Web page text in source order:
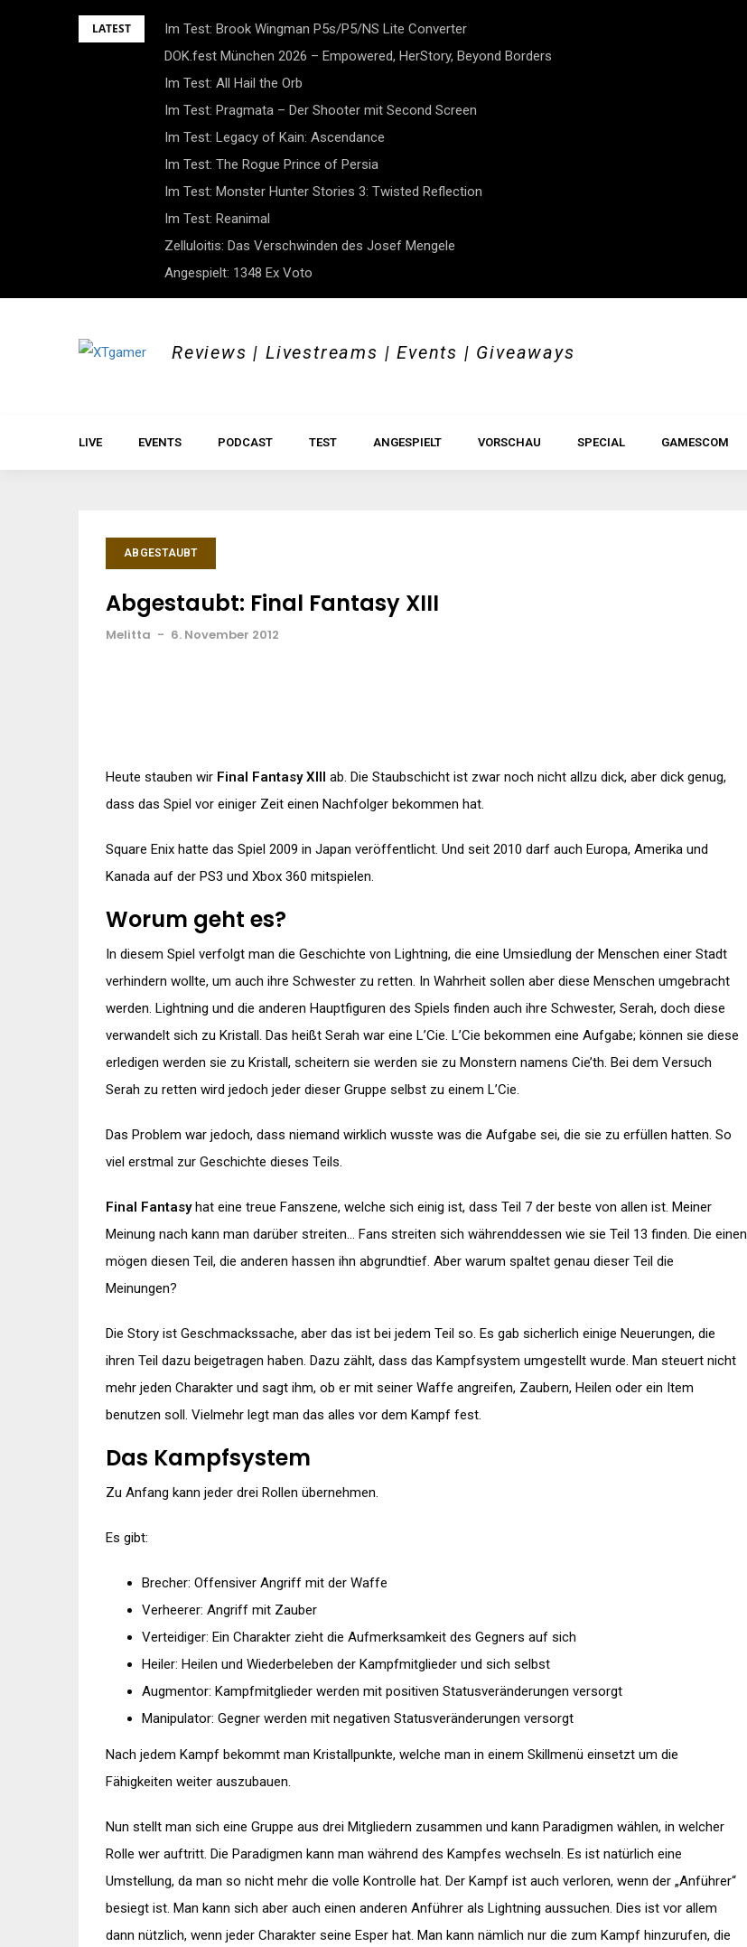
LATEST
Im Test: Brook Wingman P5s/P5/NS Lite Converter
DOK.fest München 2026 – Empowered, HerStory, Beyond Borders
Im Test: All Hail the Orb
Im Test: Pragmata – Der Shooter mit Second Screen
Im Test: Legacy of Kain: Ascendance
Im Test: The Rogue Prince of Persia
Im Test: Monster Hunter Stories 3: Twisted Reflection
Im Test: Reanimal
Zelluloitis: Das Verschwinden des Josef Mengele
Angespielt: 1348 Ex Voto
Reviews | Livestreams | Events | Giveaways
LIVE EVENTS PODCAST TEST ANGESPIELT VORSCHAU SPECIAL GAMESCOM
ABGESTAUBT
Abgestaubt: Final Fantasy XIII
Melitta - 6. November 2012
Heute stauben wir Final Fantasy XIII ab. Die Staubschicht ist zwar noch nicht allzu dick, aber dick genug,
dass das Spiel vor einiger Zeit einen Nachfolger bekommen hat.
Square Enix hatte das Spiel 2009 in Japan veröffentlicht. Und seit 2010 darf auch Europa, Amerika und
Kanada auf der PS3 und Xbox 360 mitspielen.
Worum geht es?
In diesem Spiel verfolgt man die Geschichte von Lightning, die eine Umsiedlung der Menschen einer Stadt
verhindern wollte, um auch ihre Schwester zu retten. In Wahrheit sollen aber diese Menschen umgebracht
werden. Lightning und die anderen Hauptfiguren des Spiels finden auch ihre Schwester, Serah, doch diese
verwandelt sich zu Kristall. Das heißt Serah war eine L’Cie. L’Cie bekommen eine Aufgabe; können sie diese
erledigen werden sie zu Kristall, scheitern sie werden sie zu Monstern namens Cie’th. Bei dem Versuch
Serah zu retten wird jedoch jeder dieser Gruppe selbst zu einem L’Cie.
Das Problem war jedoch, dass niemand wirklich wusste was die Aufgabe sei, die sie zu erfüllen hatten. So
viel erstmal zur Geschichte dieses Teils.
Final Fantasyhat eine treue Fanszene, welche sich einig ist, dass Teil 7 der beste von allen ist. Meiner
Meinung nach kann man darüber streiten… Fans streiten sich währenddessen wie sie Teil 13 finden. Die einen
mögen diesen Teil, die anderen hassen ihn abgrundtief. Aber warum spaltet genau dieser Teil die
Meinungen?
Die Story ist Geschmackssache, aber das ist bei jedem Teil so. Es gab sicherlich einige Neuerungen, die
ihren Teil dazu beigetragen haben. Dazu zählt, dass das Kampfsystem umgestellt wurde. Man steuert nicht
mehr jeden Charakter und sagt ihm, ob er mit seiner Waffe angreifen, Zaubern, Heilen oder ein Item
benutzen soll. Vielmehr legt man das alles vor dem Kampf fest.
Das Kampfsystem
Zu Anfang kann jeder drei Rollen übernehmen.
Es gibt:
Brecher: Offensiver Angriff mit der Waffe
Verheerer: Angriff mit Zauber
Verteidiger: Ein Charakter zieht die Aufmerksamkeit des Gegners auf sich
Heiler: Heilen und Wiederbeleben der Kampfmitglieder und sich selbst
Augmentor: Kampfmitglieder werden mit positiven Statusveränderungen versorgt
Manipulator: Gegner werden mit negativen Statusveränderungen versorgt
Nach jedem Kampf bekommt man Kristallpunkte, welche man in einem Skillmenü einsetzt um die
Fähigkeiten weiter auszubauen.
Nun stellt man sich eine Gruppe aus drei Mitgliedern zusammen und kann Paradigmen wählen, in welcher
Rolle wer auftritt. Die Paradigmen kann man während des Kampfes wechseln. Es ist natürlich eine
Umstellung, da man so nicht mehr die volle Kontrolle hat. Der Kampf ist auch verloren, wenn der „Anführer“
besiegt ist. Man kann sich aber auch einen anderen Anführer als Lightning aussuchen. Dies ist vor allem
dann nützlich, wenn jeder Charakter seine Esper hat. Man kann nämlich nur die zum Kampf hinzurufen, die